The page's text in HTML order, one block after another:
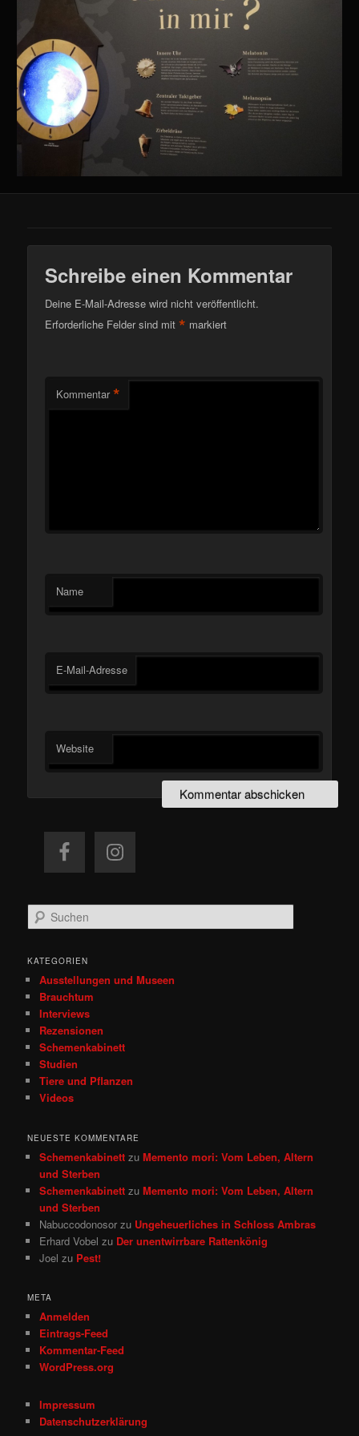
Schreibe einen Kommentar
Deine E-Mail-Adresse wird nicht veröffentlicht.
Erforderliche Felder sind mit* markiert
Kommentar *
Name
E-Mail-Adresse
Website
u
h
KATEGORIEN
Ausstellungen und Museen
Brauchtum
Interviews
Rezensionen
Schemenkabinett
Studien
Tiere und Pflanzen
Videos
NEUESTE KOMMENTARE
Schemenkabinett zuMemento mori: Vom Leben, Altern
und Sterben
Schemenkabinett zuMemento mori: Vom Leben, Altern
und Sterben
Nabuccodonosor zu Ungeheuerliches in Schloss Ambras
Erhard Vobel zu Der unentwirrbare Rattenkönig
Joel zu Pest!
META
Anmelden
Eintrags-Feed
Kommentar-Feed
WordPress.org
Impressum
Datenschutzerklärung